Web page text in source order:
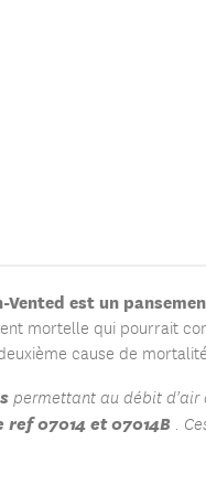
Vented est un
mortelle qui pourrait
cause de
permettant au débit d'air
07014 et 07014B .